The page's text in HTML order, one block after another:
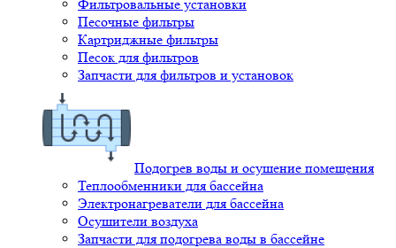
Фильтровальные установки
Песочные фильтры
Картриджные фильтры
Песок для фильтров
Запчасти для фильтров и установок
Подогрев воды и осушение помещения
Теплообменники для бассейна
Электронагреватели для бассейна
Осушители воздуха
Запчасти для подогрева воды в бассейне